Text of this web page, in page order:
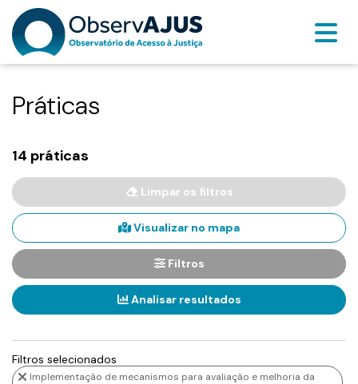
Práticas
14 práticas
Limpar os filtros
Visualizar no mapa
Filtros
Analisar resultados
Filtros selecionados
Implementação de mecanismos para avaliação e melhoria da